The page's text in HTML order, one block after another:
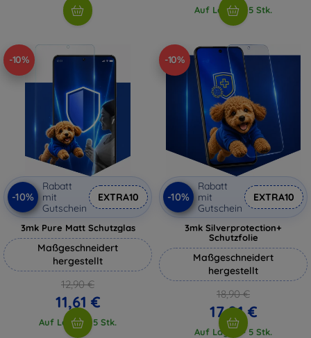
Auf Lager > 5 Stk.
-10%
-10%
Rabatt
mit
Gutschein
EXTRA10
3mk Pure Matt Schutzglas
Maßgeschneidert
hergestellt
12,90 €
11,61 €
Auf Lager > 5 Stk.
-10%
-10%
Rabatt
mit
Gutschein
EXTRA10
3mk Silverprotection+
Schutzfolie
Maßgeschneidert
hergestellt
18,90 €
17,01 €
Auf Lager > 5 Stk.